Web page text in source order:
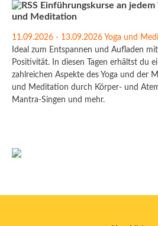
Einführungskurse an
und Meditation
11.09.2026 - 13.09.2026 Yoga und
Ideal zum Entspannen und Aufladen
Positivität. In diesen Tagen erhältst du
zahlreichen Aspekte des Yoga und der
und Meditation durch Körper- und
Mantra-Singen und mehr.